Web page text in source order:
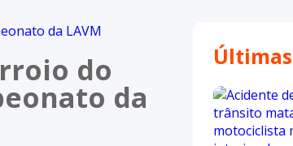
do
da